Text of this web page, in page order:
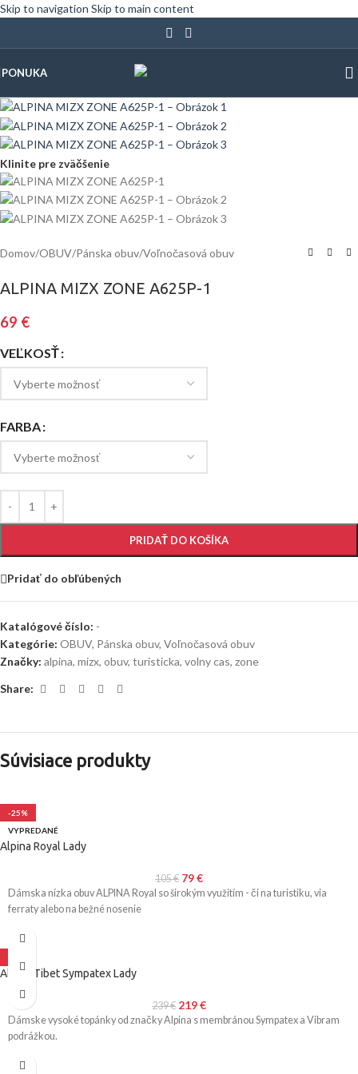
Skip to navigation Skip to main content
PONUKA
Klinite pre zväčšenie
Domov/OBUV/Pánska obuv/Voľnočasová obuv
ALPINA MIZX ZONE A625P-1
69 €
VEĽKOSŤ
FARBA
PRIDAŤ DO KOŠÍKA
Pridať do obľúbených
Katalógové číslo: -
Kategórie: OBUV, Pánska obuv, Voľnočasová obuv
Značky: alpina, mizx, obuv, turisticka, volny cas, zone
Share:
Súvisiace produkty
-25%
VYPREDANÉ
Alpina Royal Lady
105€ 79€
Dámska nízka obuv ALPINA Royal so širokým využitím - či na turistiku, via
ferraty alebo na bežné nosenie
Alpina Tibet Sympatex Lady
239€ 219€
Dámske vysoké topánky od značky Alpina s membránou Sympatex a Vibram
podrážkou.